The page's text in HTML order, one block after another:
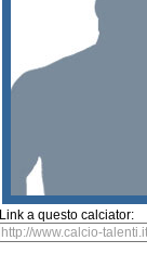
Link a questo calciator: